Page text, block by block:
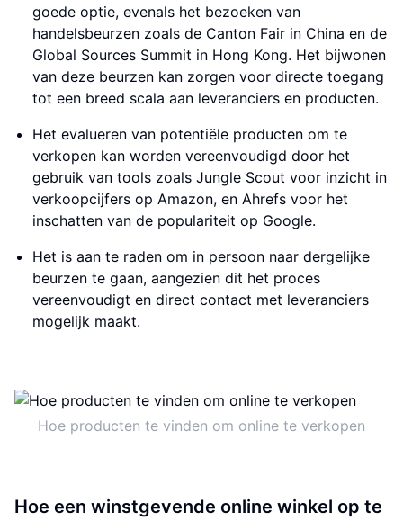
goede optie, evenals het bezoeken van
handelsbeurzen zoals de Canton Fair in China en de
Global Sources Summit in Hong Kong. Het bijwonen
van deze beurzen kan zorgen voor directe toegang
tot een breed scala aan leveranciers en producten.
Het evalueren van potentiële producten om te
verkopen kan worden vereenvoudigd door het
gebruik van tools zoals Jungle Scout voor inzicht in
verkoopcijfers op Amazon, en Ahrefs voor het
inschatten van de populariteit op Google.
Het is aan te raden om in persoon naar dergelijke
beurzen te gaan, aangezien dit het proces
vereenvoudigt en direct contact met leveranciers
mogelijk maakt.
Hoe producten te vinden om online te verkopen
Hoe een winstgevende online winkel op te